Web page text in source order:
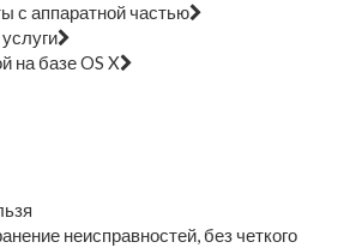
с аппаратной частью
на базе OS X
неисправностей, без четкого